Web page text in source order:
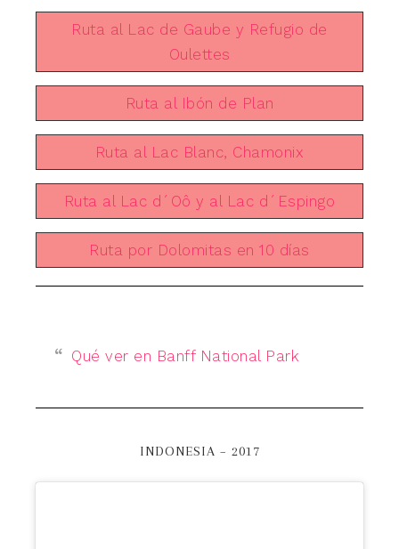
Ruta al Lac de Gaube y Refugio de
Oulettes
Ruta al Ibón de Plan
Ruta al Lac Blanc, Chamonix
Ruta al Lac d´Oô y al Lac d´Espingo
Ruta por Dolomitas en 10 días
Qué ver en Banff National Park
INDONESIA – 2017